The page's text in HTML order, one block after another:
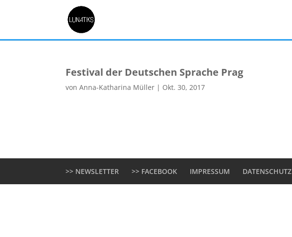
Festival der Deutschen Sprache Prag
vonAnna-Katharina Müller | Okt. 30, 2017
>> NEWSLETTER >> FACEBOOK IMPRESSUM DATENSCHUTZ